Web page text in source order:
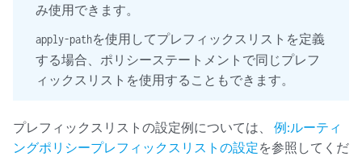
み使用できます。
apply-pathを使用してプレフィックスリストを定義
する場合、ポリシーステートメントで同じプレフ
ィックスリストを使用することもできます。
プレフィックスリストの設定例については、 例:ルーティ
ングポリシープレフィックスリストの設定を参照してくだ